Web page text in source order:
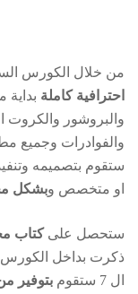
من خلال الكورس
احترافية كاملة بداية
والفوادرات وجميع
ستقوم بتصميمه
او متخصص وبشكل
ستحصل علىكتاب
ذكرت بداخل
ال 7 ستقوم
بتوفير من 500 الى 1000 دولار شهرياً على